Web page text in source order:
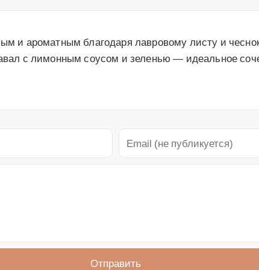
и ароматным благодаря лавровому листу и
с лимонным соусом и зеленью — идеальное
Отправить